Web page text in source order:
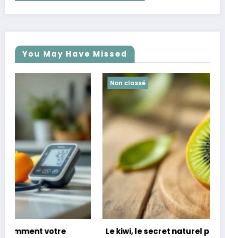
You May Have Missed
Le kiwi, le secret naturel pour mieux dormir